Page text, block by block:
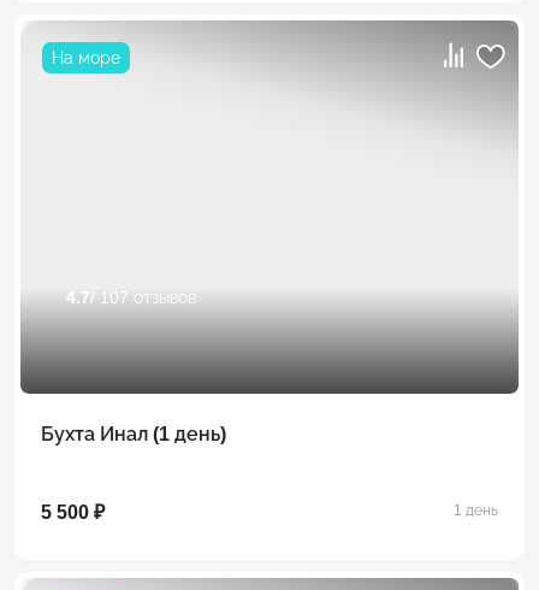
На море
4.7/ 107 отзывов
Бухта Инал (1 день)
5 500 ₽ 1 день